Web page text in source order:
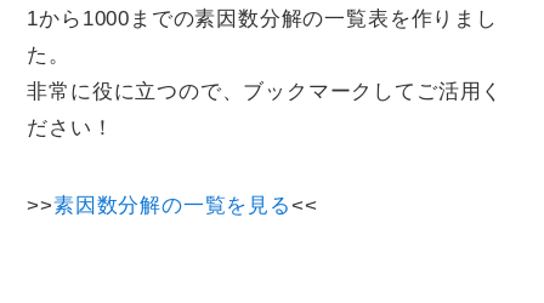
1から1000までの素因数分解の一覧表を作りまし
た。
非常に役に立つので、ブックマークしてご活用く
ださい！
>>素因数分解の一覧を見る<<